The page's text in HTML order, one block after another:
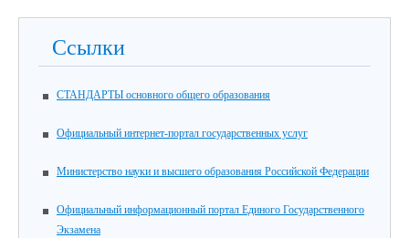
Ссылки
СТАНДАРТЫ основного общего образования
Официальный интернет-портал государственных услуг
Министерство науки и высшего образования Российской Федерации
Официальный информационный портал Единого Государственного
Экзамена